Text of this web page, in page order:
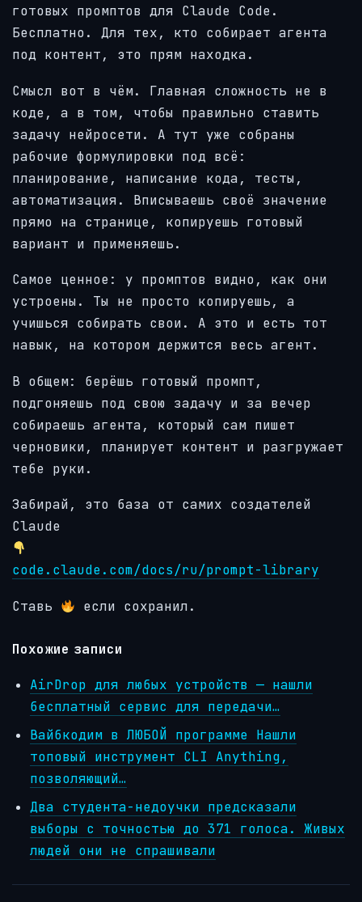
готовых промптов для Claude Code.
Бесплатно. Для тех, кто собирает агента
под контент, это прям находка.
Смысл вот в чём. Главная сложность не в
коде, а в том, чтобы правильно ставить
задачу нейросети. А тут уже собраны
рабочие формулировки под всё:
планирование, написание кода, тесты,
автоматизация. Вписываешь своё значение
прямо на странице, копируешь готовый
вариант и применяешь.
Самое ценное: у промптов видно, как они
устроены. Ты не просто копируешь, а
учишься собирать свои. А это и есть тот
навык, на котором держится весь агент.
В общем: берёшь готовый промпт,
подгоняешь под свою задачу и за вечер
собираешь агента, который сам пишет
черновики, планирует контент и разгружает
тебе руки.
Забирай, это база от самих создателей
Claude
code.claude.com/docs/ru/prompt-library
Ставь если сохранил.
Похожие записи
AirDrop для любых устройств — нашли
бесплатный сервис для передачи…
Вайбкодим в ЛЮБОЙ программе Нашли
топовый инструмент CLI Anything,
позволяющий…
Два студента-недоучки предсказали
выборы с точностью до 371 голоса. Живых
людей они не спрашивали